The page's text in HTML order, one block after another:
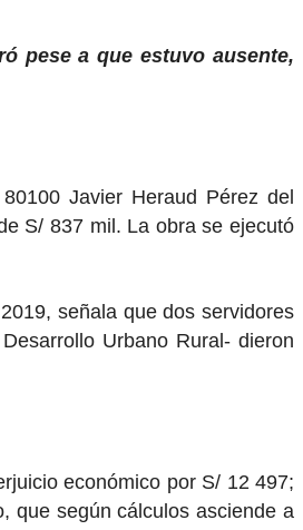
pese a que estuvo ausente,
Javier Heraud Pérez del
S/ 837 mil. La obra se ejecutó
señala que dos servidores
Urbano Rural- dieron
económico por S/ 12 497;
que según cálculos asciende a